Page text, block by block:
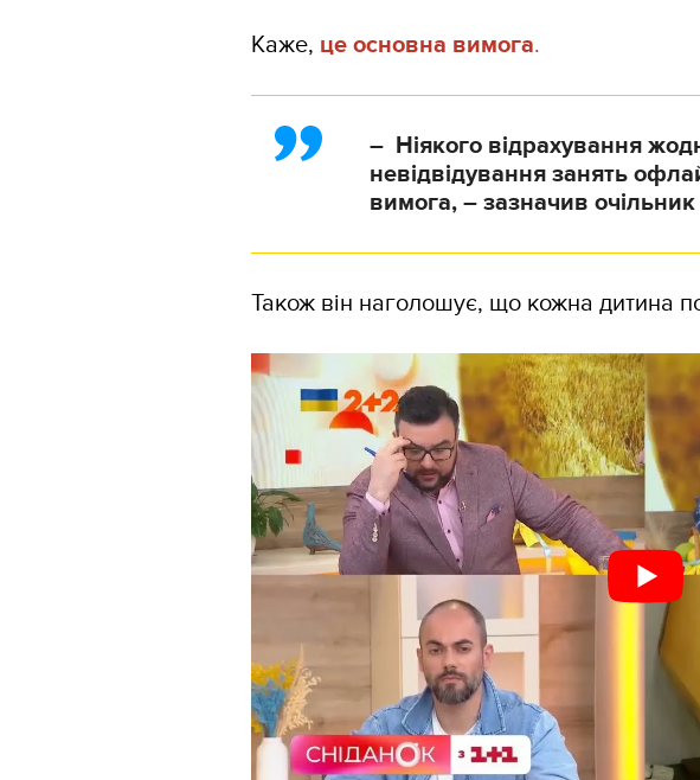
Каже, це основна вимога.
– Ніякого відрахування
невідвідування занять
вимога, – зазначив
Також він наголошує, що кожна дитина